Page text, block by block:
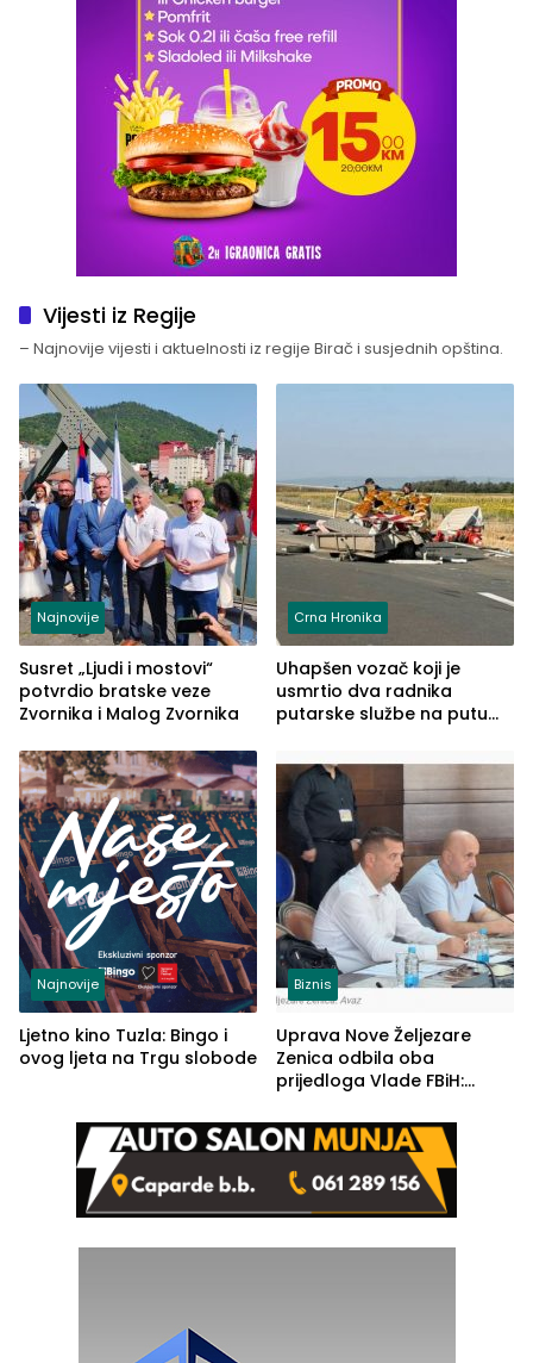
Vijesti iz Regije
– Najnovije vijesti i aktuelnosti iz regije Birač i susjednih opština.
Najnovije
Susret „Ljudi i mostovi“
potvrdio bratske veze
Zvornika i Malog Zvornika
Crna Hronika
Uhapšen vozač koji je
usmrtio dva radnika
putarske službe na putu
(FOTO)
Najnovije
Ljetno kino Tuzla: Bingo i
ovog ljeta na Trgu slobode
Biznis
Uprava Nove Željezare
Zenica odbila oba
prijedloga Vlade FBiH:
rješenje